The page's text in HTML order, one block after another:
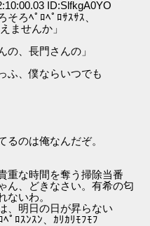
ID:SlfkgA0YO
ろﾍﾟﾛﾍﾟﾛｻｽｻｽ、
せんか」
の、長門さんの」
ふ、僕ならいつでも
るのは俺なんだぞ。
重な時間を奪う掃除当番
、どきなさい。有希の匂
ないわ。
明日の日が昇らない
ﾛｽﾝｽﾝ、ｶﾘｶﾘﾓﾌﾓﾌ